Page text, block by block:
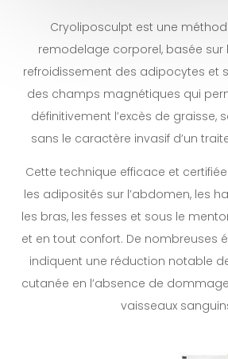
Collarium
Solarium
Bon
Cadeau
Contact
Cryoliposculpt est une
remodelage corporel, basée sur
refroidissement des adipocytes et
des champs magnétiques qui
définitivement l’excès de graisse,
sans le caractère invasif d’un
Cette technique efficace et
les adiposités sur l’abdomen, les
les bras, les fesses et sous le
et en tout confort. De nombreuses
indiquent une réduction notable
cutanée en l’absence de
vaisseaux